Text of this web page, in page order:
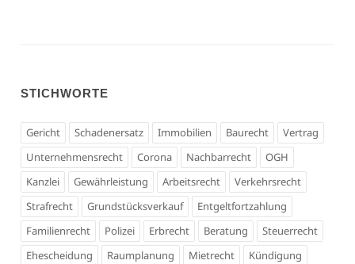
STICHWORTE
Gericht Schadenersatz Immobilien Baurecht
Vertrag
Unternehmensrecht
Corona Nachbarrecht
OGH
Kanzlei
Gewährleistung Arbeitsrecht
Verkehrsrecht
Strafrecht
Grundstücksverkauf
Entgeltfortzahlung
Familienrecht
Polizei Erbrecht Beratung
Steuerrecht
Ehescheidung
Raumplanung Mietrecht
Kündigung